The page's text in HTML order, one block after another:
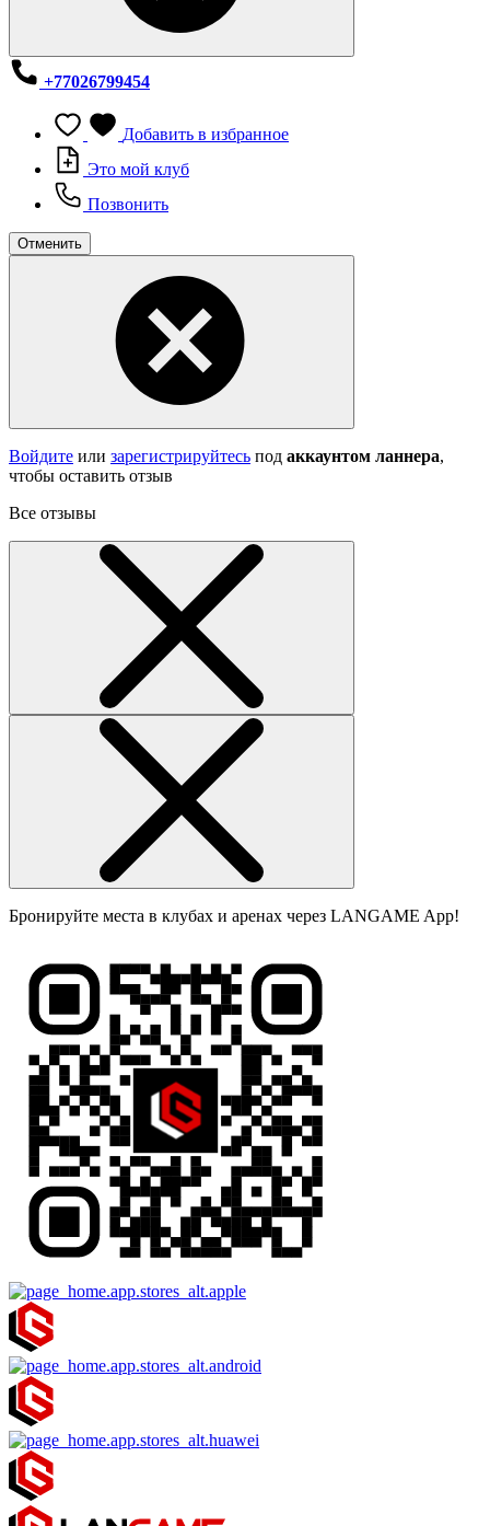
+77026799454
Добавить в избранное
Это мой клуб
Позвонить
Отменить
Войдите или зарегистрируйтесь под аккаунтом ланнера,
чтобы оставить отзыв
Все отзывы
Бронируйте места в клубах и аренах через LANGAME App!